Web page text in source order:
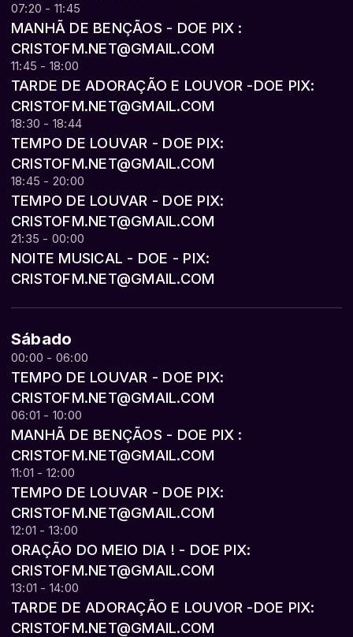
07:20 - 11:45
MANHÃ DE BENÇÃOS - DOE PIX :
CRISTOFM.NET@GMAIL.COM
11:45 - 18:00
TARDE DE ADORAÇÃO E LOUVOR -DOE PIX:
CRISTOFM.NET@GMAIL.COM
18:30 - 18:44
TEMPO DE LOUVAR - DOE PIX:
CRISTOFM.NET@GMAIL.COM
18:45 - 20:00
TEMPO DE LOUVAR - DOE PIX:
CRISTOFM.NET@GMAIL.COM
21:35 - 00:00
NOITE MUSICAL - DOE - PIX:
CRISTOFM.NET@GMAIL.COM
Sábado
00:00 - 06:00
TEMPO DE LOUVAR - DOE PIX:
CRISTOFM.NET@GMAIL.COM
06:01 - 10:00
MANHÃ DE BENÇÃOS - DOE PIX :
CRISTOFM.NET@GMAIL.COM
11:01 - 12:00
TEMPO DE LOUVAR - DOE PIX:
CRISTOFM.NET@GMAIL.COM
12:01 - 13:00
ORAÇÃO DO MEIO DIA ! - DOE PIX:
CRISTOFM.NET@GMAIL.COM
13:01 - 14:00
TARDE DE ADORAÇÃO E LOUVOR -DOE PIX:
CRISTOFM.NET@GMAIL.COM